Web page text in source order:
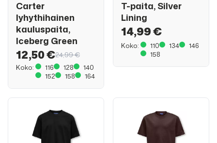
Carter
lyhythihainen
kauluspaita,
Iceberg Green
12,50 €24,99 €
Koko:
116 128
140
152
158 164
T-paita, Silver
Lining
14,99 €
Koko: 110 134
146
158